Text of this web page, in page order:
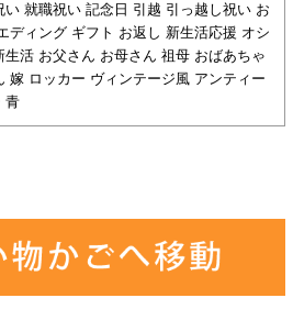
い 就職祝い 記念日 引越 引っ越し祝い お
ディング ギフト お返し 新生活応援 オシ
活 お父さん お母さん 祖母 おばあちゃ
嫁 ロッカー ヴィンテージ風 アンティー
青